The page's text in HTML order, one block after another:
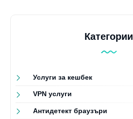
Категории
Услуги за кешбек
VPN услуги
Антидетект браузъри